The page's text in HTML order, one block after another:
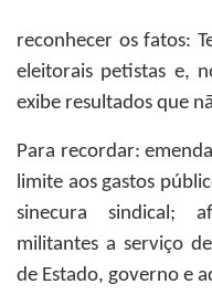
reconhecer os fatos:
eleitorais petistas e,
exibe resultados que
Para recordar:
limite aos gastos
sinecura sindical;
militantes a serviço
de Estado, governo e